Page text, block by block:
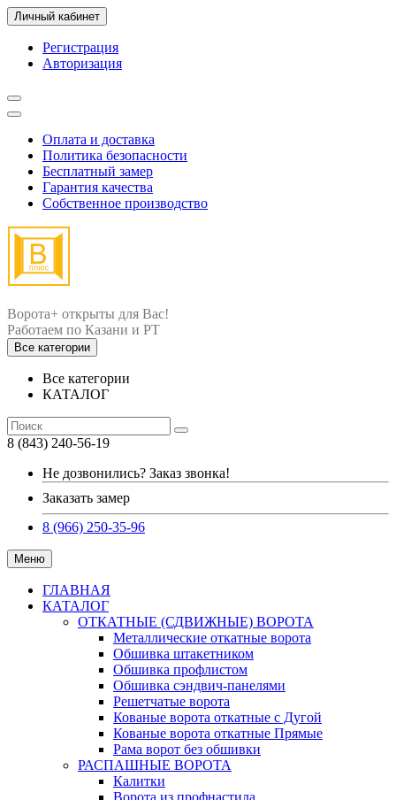
Личный кабинет
Регистрация
Авторизация
Оплата и доставка
Политика безопасности
Бесплатный замер
Гарантия качества
Собственное производство
Ворота+ открыты для Вас!
Все категории
Все категории
КАТАЛОГ
8 (843) 240-56-19
Не дозвонились? Заказ звонка!
Заказать замер
8 (966) 250-35-96
Меню
ГЛАВНАЯ
КАТАЛОГ
ОТКАТНЫЕ (СДВИЖНЫЕ) ВОРОТА
Металлические откатные ворота
Обшивка штакетником
Обшивка профлистом
Обшивка сэндвич-панелями
Решетчатые ворота
Кованые ворота откатные с Дугой
Кованые ворота откатные Прямые
Рама ворот без обшивки
РАСПАШНЫЕ ВОРОТА
Калитки
Ворота из профнастила